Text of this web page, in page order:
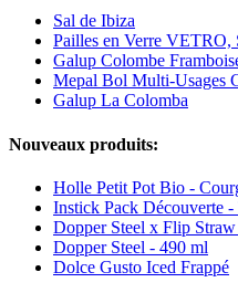
Sal de Ibiza
Pailles en Verre VETRO,
Galup Colombe
Mepal Bol Multi-Usages
Galup La Colomba
Nouveaux produits:
Holle Petit Pot Bio -
Instick Pack Découverte -
Dopper Steel x Flip
Dopper Steel - 490 ml
Dolce Gusto Iced Frappé